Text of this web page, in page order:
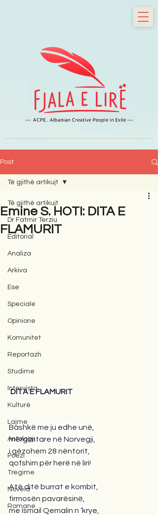
Post
Të gjithë artikujt
Dr Fatmir Terziu
Editorial
Analiza
Arkiva
Ese
Speciale
Opinione
Komunitet
Reportazh
Studime
Intervista
Kulturë
Lajme
Antologji
Poezi
Tregime
Novela
Romane
Të gjithë artikujt
Emine S. HOTI: DITA E
FLAMURIT
DITA E FLAMURIT
Bashkë me ju edhe unë,
mërgimtare në Norvegji,
i gëzohem 28 nëntorit,
qofshim për herë në liri!
Atë ditë burrat e kombit,
firmosën pavarësinë,
me Ismail Qemalin n ‘krye,